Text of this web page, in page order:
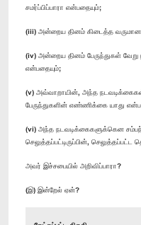
சமர்ப்பிப்பாரா என்பதையும்;
(iii) அன்றைய தினம் கிடைத்த
(iv) அன்றைய தினம் பேருந்துகள் வேறு
என்பதையும்;
(v) அவ்வாறாயின், அந்த
பேருந்துகளின் எண்ணிக்கை யாது
(vi) அந்த நடவடிக்கைகளுக்கென
செலுத்தப்பட்டிருப்பின்,
அவர் இச்சபையில் அறிவிப்பாரா?
(இ) இன்றேல் ஏன்?